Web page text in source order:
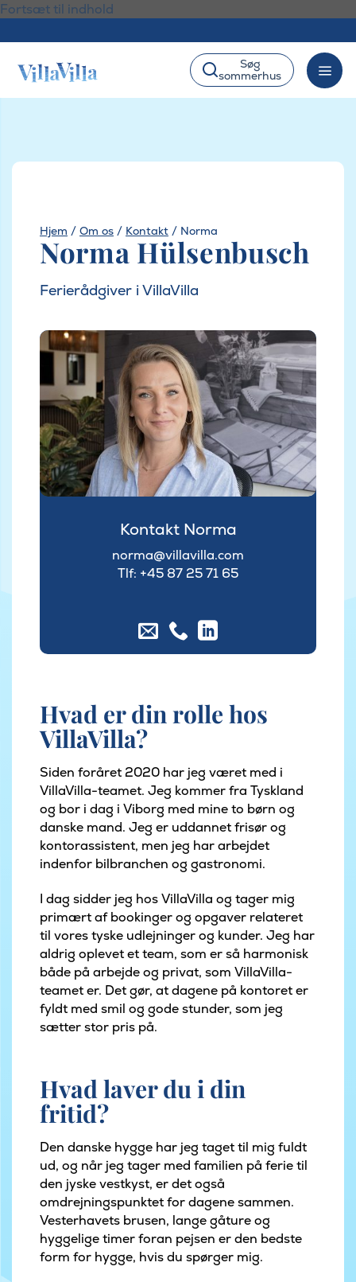
Fortsæt til indhold
Søg
sommerhus
Hjem / Om os / Kontakt / Norma
Norma Hülsenbusch
Ferierådgiver i VillaVilla
Kontakt Norma
norma@villavilla.com
Tlf: +45 87 25 71 65
Hvad er din rolle hos
VillaVilla?
Siden foråret 2020 har jeg været med i
VillaVilla-teamet. Jeg kommer fra Tyskland
og bor i dag i Viborg med mine to børn og
danske mand. Jeg er uddannet frisør og
kontorassistent, men jeg har arbejdet
indenfor bilbranchen og gastronomi.
I dag sidder jeg hos VillaVilla og tager mig
primært af bookinger og opgaver relateret
til vores tyske udlejninger og kunder. Jeg har
aldrig oplevet et team, som er så harmonisk
både på arbejde og privat, som VillaVilla-
teamet er. Det gør, at dagene på kontoret er
fyldt med smil og gode stunder, som jeg
sætter stor pris på.
Hvad laver du i din
fritid?
Den danske hygge har jeg taget til mig fuldt
ud, og når jeg tager med familien på ferie til
den jyske vestkyst, er det også
omdrejningspunktet for dagene sammen.
Vesterhavets brusen, lange gåture og
hyggelige timer foran pejsen er den bedste
form for hygge, hvis du spørger mig.